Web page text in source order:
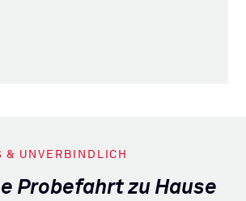
& UNVERBINDLICH
Probefahrt zu Hause